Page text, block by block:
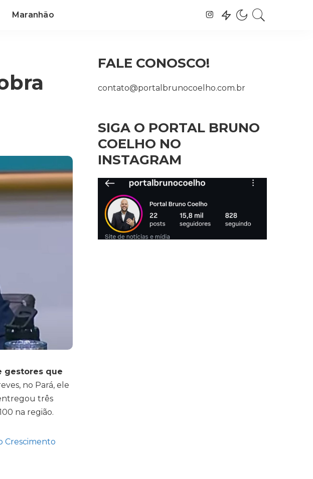
Maranhão
gestores que
no Pará, ele
três
na região.
Crescimento
FALE CONOSCO!
contato@portalbrunocoelho.com.br
SIGA O PORTAL BRUNO
COELHO NO
INSTAGRAM